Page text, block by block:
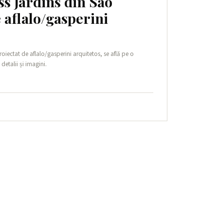
aflalo/gasperini
de aflalo/gasperini arquitetos, se află pe o
detalii și imagini.